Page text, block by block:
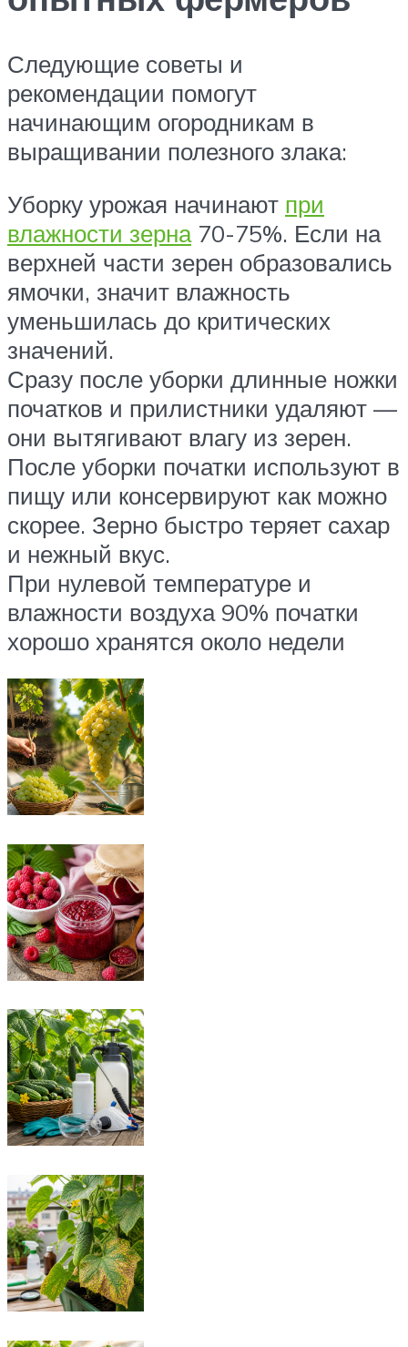
Следующие советы и
рекомендации помогут
начинающим огородникам в
выращивании полезного злака:
Уборку урожая начинают при
влажности зерна70-75%. Если на
верхней части зерен образовались
ямочки, значит влажность
уменьшилась до критических
значений.
Сразу после уборки длинные ножки
початков и прилистники удаляют —
они вытягивают влагу из зерен.
После уборки початки используют в
пищу или консервируют как можно
скорее. Зерно быстро теряет сахар
и нежный вкус.
При нулевой температуре и
влажности воздуха 90% початки
хорошо хранятся около недели